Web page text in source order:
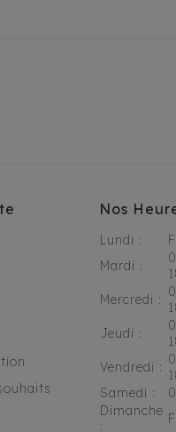
Nos
Lundi :
Mardi :
Mercredi :
Jeudi :
Vendredi :
Samedi :
Dimanche
: